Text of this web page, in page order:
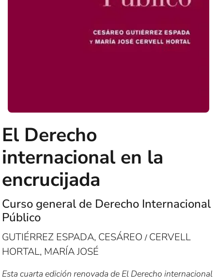
El Derecho
internacional en la
encrucijada
Curso general de Derecho Internacional
Público
GUTIÉRREZ ESPADA, CESÁREO/ CERVELL
HORTAL, MARÍA JOSÉ
Esta cuarta edición renovada de El Derecho internacional